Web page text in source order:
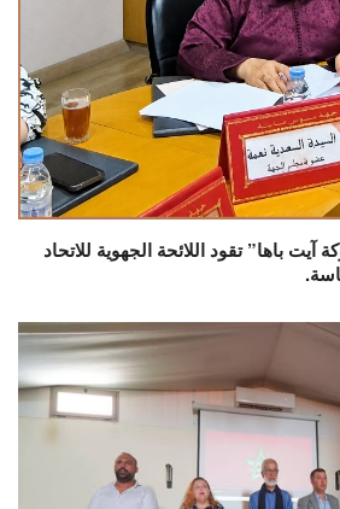
آيت باها” تقود اللائحة الجهوية للاتحاد